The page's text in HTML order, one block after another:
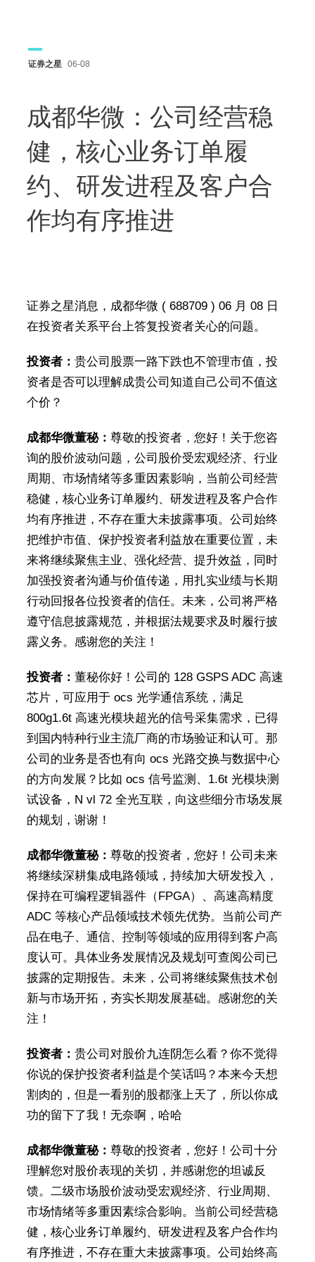
证券之星 06-08
成都华微：公司经营稳
健，核心业务订单履
约、研发进程及客户合
作均有序推进
证券之星消息，成都华微 ( 688709 ) 06 月 08 日
在投资者关系平台上答复投资者关心的问题。
投资者： 贵公司股票一路下跌也不管理市值，投
资者是否可以理解成贵公司知道自己公司不值这
个价？
成都华微董秘： 尊敬的投资者，您好！关于您咨
询的股价波动问题，公司股价受宏观经济、行业
周期、市场情绪等多重因素影响，当前公司经营
稳健，核心业务订单履约、研发进程及客户合作
均有序推进，不存在重大未披露事项。公司始终
把维护市值、保护投资者利益放在重要位置，未
来将继续聚焦主业、强化经营、提升效益，同时
加强投资者沟通与价值传递，用扎实业绩与长期
行动回报各位投资者的信任。未来，公司将严格
遵守信息披露规范，并根据法规要求及时履行披
露义务。感谢您的关注！
投资者： 董秘你好！公司的 128 GSPS ADC 高速
芯片，可应用于 ocs 光学通信系统，满足
800g1.6t 高速光模块超光的信号采集需求，已得
到国内特种行业主流厂商的市场验证和认可。那
公司的业务是否也有向 ocs 光路交换与数据中心
的方向发展？比如 ocs 信号监测、1.6t 光模块测
试设备，N vl 72 全光互联，向这些细分市场发展
的规划，谢谢！
成都华微董秘： 尊敬的投资者，您好！公司未来
将继续深耕集成电路领域，持续加大研发投入，
保持在可编程逻辑器件（FPGA）、高速高精度
ADC 等核心产品领域技术领先优势。当前公司产
品在电子、通信、控制等领域的应用得到客户高
度认可。具体业务发展情况及规划可查阅公司已
披露的定期报告。未来，公司将继续聚焦技术创
新与市场开拓，夯实长期发展基础。感谢您的关
注！
投资者： 贵公司对股价九连阴怎么看？你不觉得
你说的保护投资者利益是个笑话吗？本来今天想
割肉的，但是一看别的股都涨上天了，所以你成
功的留下了我！无奈啊，哈哈
成都华微董秘： 尊敬的投资者，您好！公司十分
理解您对股价表现的关切，并感谢您的坦诚反
馈。二级市场股价波动受宏观经济、行业周期、
市场情绪等多重因素综合影响。当前公司经营稳
健，核心业务订单履约、研发进程及客户合作均
有序推进，不存在重大未披露事项。公司始终高